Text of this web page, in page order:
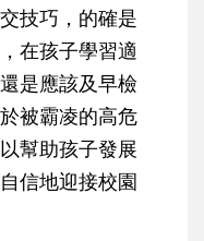
技巧，的確是
在孩子學習適
是應該及早檢
被霸凌的高危
幫助孩子發展
信地迎接校園